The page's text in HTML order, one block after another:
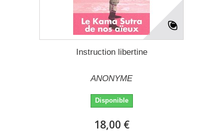
Instruction libertine
ANONYME
Disponible
18,00 €